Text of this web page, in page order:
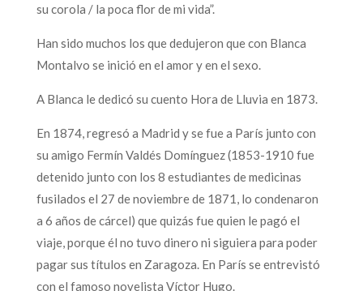
su corola / la poca flor de mi vida”.
Han sido muchos los que dedujeron que con Blanca
Montalvo se inició en el amor y en el sexo.
A Blanca le dedicó su cuento Hora de Lluvia en 1873.
En 1874, regresó a Madrid y se fue a París junto con
su amigo Fermín Valdés Domínguez (1853-1910 fue
detenido junto con los 8 estudiantes de medicinas
fusilados el 27 de noviembre de 1871, lo condenaron
a 6 años de cárcel) que quizás fue quien le pagó el
viaje, porque él no tuvo dinero ni siguiera para poder
pagar sus títulos en Zaragoza. En París se entrevistó
con el famoso novelista Víctor Hugo.